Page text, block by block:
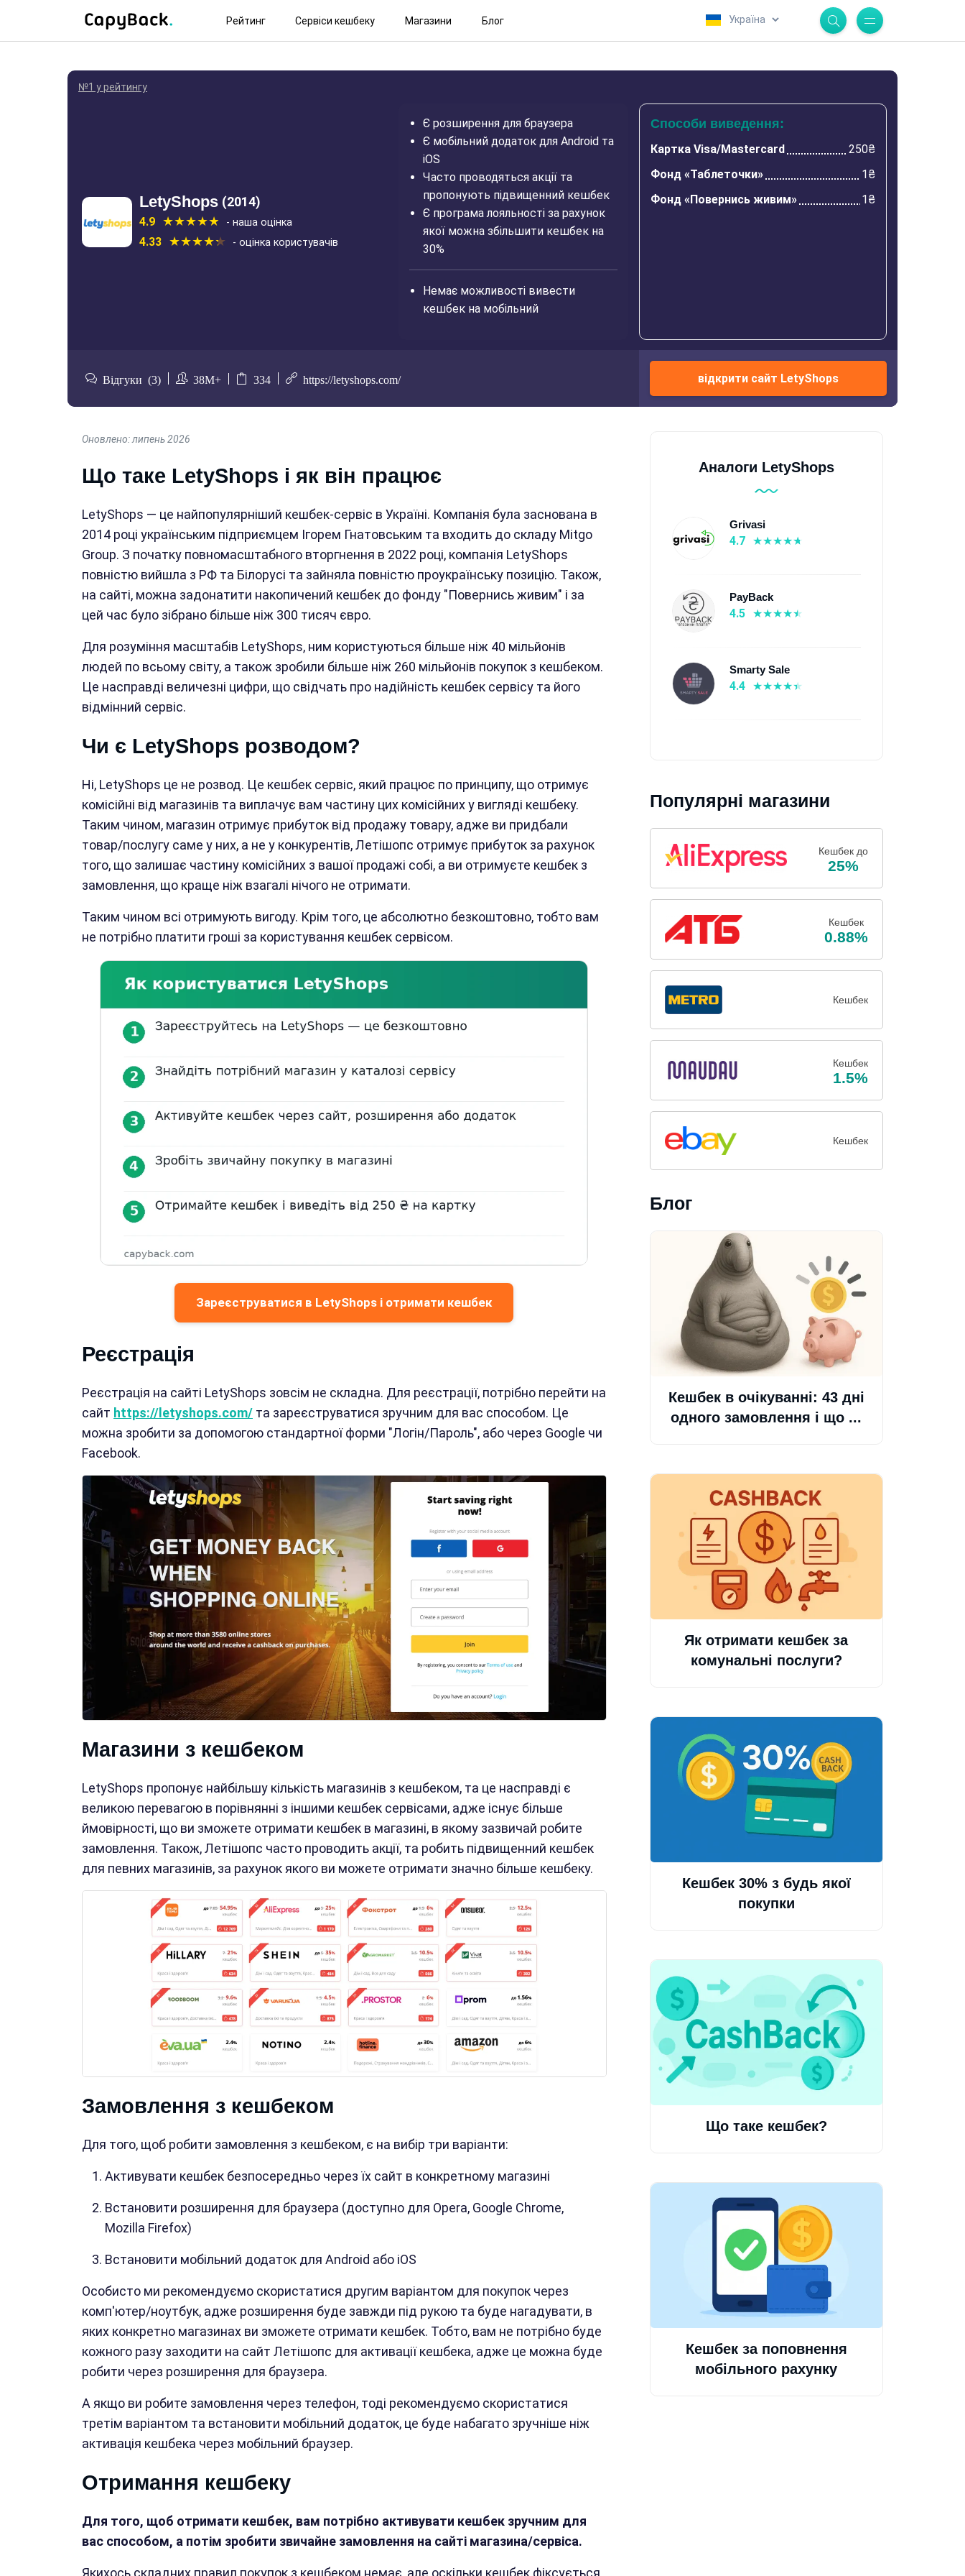
Рейтинг Сервіси кешбеку Магазини Блог
№1 у рейтингу
LetyShops (2014)
4.9 - наша оцінка
4.33 - оцінка користувачів
Є розширення для браузера
Є мобільний додаток для Android та
iOS
Часто проводяться акції та
пропонують підвищенний кешбек
Є програма лояльності за рахунок
якої можна збільшити кешбек на
30%
Немає можливості вивести
кешбек на мобільний
Способи виведення:
Картка Visa/Mastercard
250₴
Фонд «Таблеточки»
1₴
Фонд «Повернись живим»
1₴
Відгуки (3) 38M+ 334 https://letyshops.com/ відкрити сайт LetyShops
Оновлено: липень 2026
Що таке LetyShops і як він працює
LetyShops — це найпопулярніший кешбек-сервіс в Україні. Компанія була заснована в
2014 році українським підприємцем Ігорем Гнатовським та входить до складу Mitgo
Group. З початку повномасштабного вторгнення в 2022 році, компанія LetyShops
повністю вийшла з РФ та Білорусі та зайняла повністю проукраїнську позицію. Також,
на сайті, можна задонатити накопичений кешбек до фонду "Повернись живим" і за
цей час було зібрано більше ніж 300 тисяч євро.
Для розуміння масштабів LetyShops, ним користуються більше ніж 40 мільйонів
людей по всьому світу, а також зробили більше ніж 260 мільйонів покупок з кешбеком.
Це насправді величезні цифри, що свідчать про надійність кешбек сервісу та його
відмінний сервіс.
Чи є LetyShops розводом?
Ні, LetyShops це не розвод. Це кешбек сервіс, який працює по принципу, що отримує
комісійні від магазинів та виплачує вам частину цих комісійних у вигляді кешбеку.
Таким чином, магазин отримує прибуток від продажу товару, адже ви придбали
товар/послугу саме у них, а не у конкурентів, Летішопс отримує прибуток за рахунок
того, що залишає частину комісійних з вашої продажі собі, а ви отримуєте кешбек з
замовлення, що краще ніж взагалі нічого не отримати.
Таким чином всі отримують вигоду. Крім того, це абсолютно безкоштовно, тобто вам
не потрібно платити гроші за користування кешбек сервісом.
Зареєструватися в LetyShops і отримати кешбек
Реєстрація
Реєстрація на сайті LetyShops зовсім не складна. Для реєстрації, потрібно перейти на
сайт https://letyshops.com/ та зареєструватися зручним для вас способом. Це
можна зробити за допомогою стандартної форми "Логін/Пароль", або через Google чи
Facebook.
Магазини з кешбеком
LetyShops пропонує найбільшу кількість магазинів з кешбеком, та це насправді є
великою перевагою в порівнянні з іншими кешбек сервісами, адже існує більше
ймовірності, що ви зможете отримати кешбек в магазині, в якому зазвичай робите
замовлення. Також, Летішопс часто проводить акції, та робить підвищенний кешбек
для певних магазинів, за рахунок якого ви можете отримати значно більше кешбеку.
Замовлення з кешбеком
Для того, щоб робити замовлення з кешбеком, є на вибір три варіанти:
Активувати кешбек безпосередньо через їх сайт в конкретному магазині
Встановити розширення для браузера (доступно для Opera, Google Chrome,
Mozilla Firefox)
Встановити мобільний додаток для Android або iOS
Особисто ми рекомендуємо скористатися другим варіантом для покупок через
комп'ютер/ноутбук, адже розширення буде завжди під рукою та буде нагадувати, в
яких конкретно магазинах ви зможете отримати кешбек. Тобто, вам не потрібно буде
кожного разу заходити на сайт Летішопс для активації кешбека, адже це можна буде
робити через розширення для браузера.
А якщо ви робите замовлення через телефон, тоді рекомендуємо скористатися
третім варіантом та встановити мобільний додаток, це буде набагато зручніше ніж
активація кешбека через мобільний браузер.
Отримання кешбеку
Для того, щоб отримати кешбек, вам потрібно активувати кешбек зручним для
вас способом, а потім зробити звичайне замовлення на сайті магазина/сервіса.
Якихось складних правил покупок з кешбеком немає, але оскільки кешбек фіксується
Аналоги LetyShops
Grivasi
4.7
PayBack
4.5
Smarty Sale
4.4
Популярні магазини
Кешбек до
25%
Кешбек
0.88%
Кешбек
Кешбек
1.5%
Кешбек
Блог
Кешбек в очікуванні: 43 дні
одного замовлення і що ...
Як отримати кешбек за
комунальні послуги?
Кешбек 30% з будь якої
покупки
Що таке кешбек?
Кешбек за поповнення
мобільного рахунку